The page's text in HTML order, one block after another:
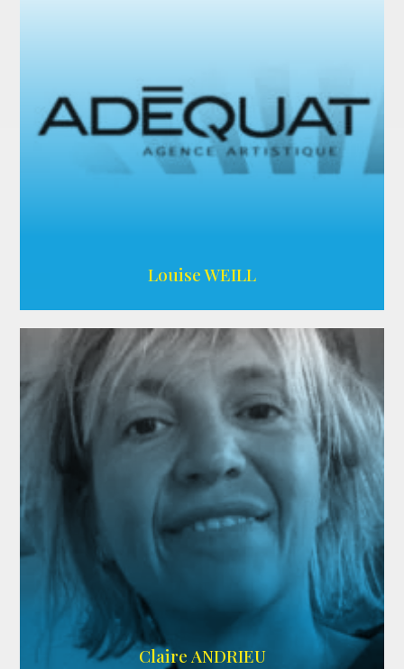
Louise WEILL
AGENCE ADÉQUAT
Claire ANDRIEU